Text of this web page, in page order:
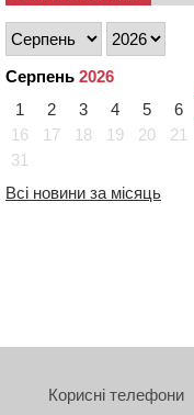
Серпень 2026
1
2 3 4 5 6
16
17 18 19 20 21
31
Всі новини за місяць
Корисні телефони